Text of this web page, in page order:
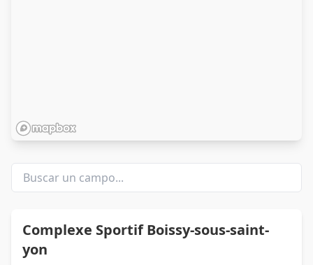
Complexe Sportif Boissy-sous-saint-
yon